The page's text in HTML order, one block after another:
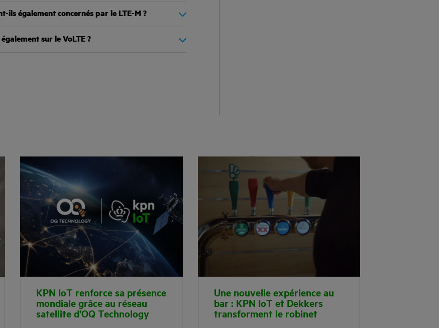
ils également concernés par le LTE-M ?
sur le VoLTE ?
KPN IoT renforce sa présence
mondiale grâce au réseau
satellite d’OQ Technology
Une nouvelle expérience au
bar : KPN IoT et Dekkers
transforment le robinet